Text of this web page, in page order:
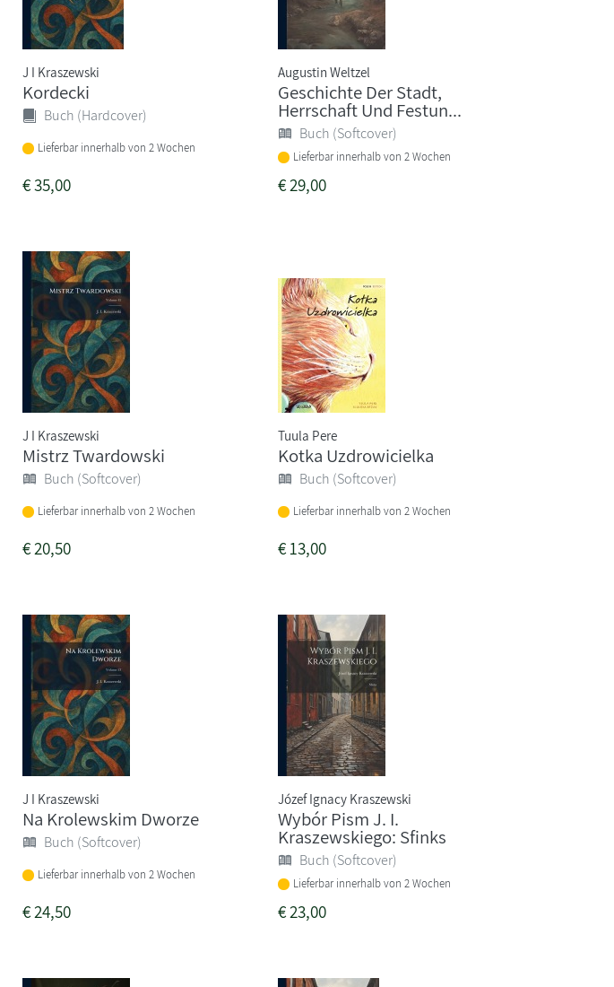
J I Kraszewski
Kordecki
Buch (Hardcover)
Lieferbar innerhalb von 2 Wochen
€35,00
Augustin Weltzel
Geschichte Der Stadt,
Herrschaft Und Festun...
Buch (Softcover)
Lieferbar innerhalb von 2 Wochen
€29,00
J I Kraszewski
Mistrz Twardowski
Buch (Softcover)
Lieferbar innerhalb von 2 Wochen
€20,50
Tuula Pere
Kotka Uzdrowicielka
Buch (Softcover)
Lieferbar innerhalb von 2 Wochen
€13,00
J I Kraszewski
Na Krolewskim Dworze
Buch (Softcover)
Lieferbar innerhalb von 2 Wochen
€24,50
Józef Ignacy Kraszewski
Wybór Pism J. I.
Kraszewskiego: Sfinks
Buch (Softcover)
Lieferbar innerhalb von 2 Wochen
€23,00